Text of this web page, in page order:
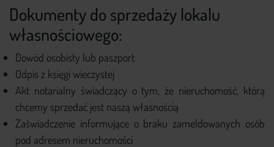
Dokumenty do sprzedaży lokalu
własnościowego:
Dowód osobisty lub paszport
Odpis z księgi wieczystej
Akt notarialny świadczący o tym, że nieruchomość, którą
chcemy sprzedać jest naszą własnością
Zaświadczenie informujące o braku zameldowanych osób
pod adresem nieruchomości